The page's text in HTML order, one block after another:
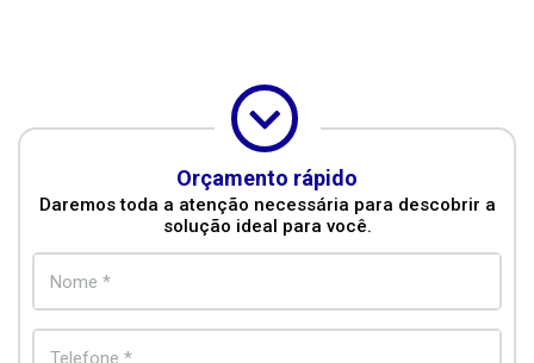
Orçamento rápido
Daremos toda a atenção necessária para descobrir a
solução ideal para você.
Nome *
Telefone *